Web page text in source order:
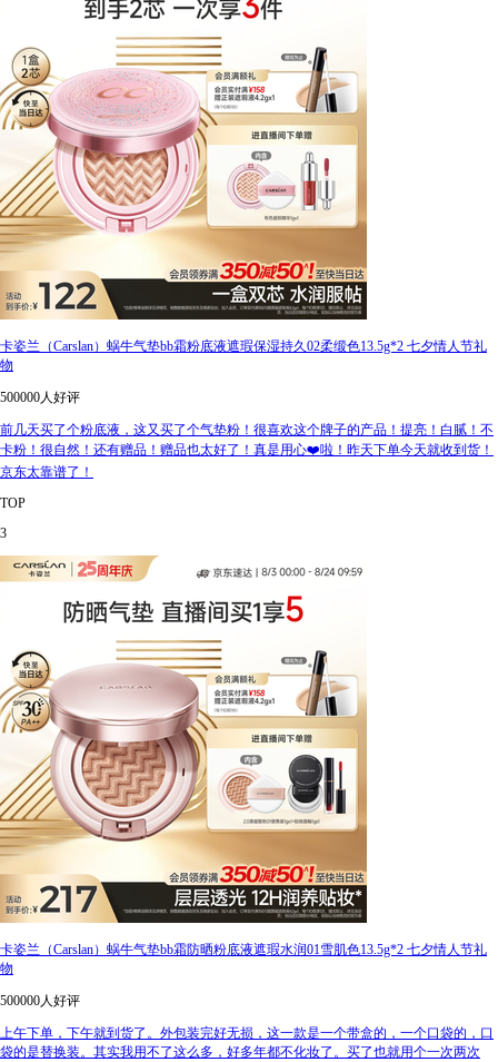
卡姿兰（Carslan）蜗牛气垫bb霜粉底液遮瑕保湿持久02柔缎色13.5g*2 七夕情人节礼
物
500000人好评
前几天买了个粉底液，这又买了个气垫粉！很喜欢这个牌子的产品！提亮！白腻！不
卡粉！很自然！还有赠品！赠品也太好了！真是用心❤️啦！昨天下单今天就收到货！
京东太靠谱了！
TOP
3
卡姿兰（Carslan）蜗牛气垫bb霜防晒粉底液遮瑕水润01雪肌色13.5g*2 七夕情人节礼
物
500000人好评
上午下单，下午就到货了。外包装完好无损，这一款是一个带盒的，一个口袋的，口
袋的是替换装。其实我用不了这么多，好多年都不化妆了。买了也就用个一次两次